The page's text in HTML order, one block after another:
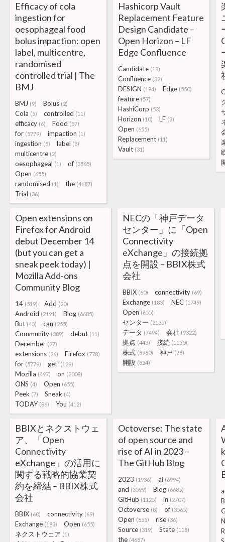
Efficacy of cola
ingestion for
oesophageal food
bolus impaction: open
label, multicentre,
randomised
controlled trial | The
BMJ
BMJ (9) Bolus (2)
Cola (5) controlled (11)
efficacy (6) Food (57)
for (5779) impaction (1)
ingestion (5) label (8)
multicentre (2)
oesophageal (1) of (3565)
Open (655)
randomised (1) the (4687)
Trial (36)
Hashicorp Vault
Replacement Feature
Design Candidate –
Open Horizon – LF
Edge Confluence
Candidate (18)
Confluence (32)
DESIGN (194) Edge (550)
feature (57)
HashiCorp (53)
Horizon (10) LF (3)
Open (655)
Replacement (11)
Vault (31)
Open extensions on
Firefox for Android
debut December 14
(but you can get a
sneak peek today) |
Mozilla Add-ons
Community Blog
14 (519) Add (20)
Android (2191) Blog (6685)
But (43) can (255)
Community (389) debut (11)
December (27)
extensions (26) Firefox (778)
for (5779) get' (129)
Mozilla (497) on (2008)
ONS (4) Open (655)
Peek (7) Sneak (4)
TODAY (86) You (412)
NECの「神戸データ
センター」に「Open
Connectivity
eXchange」の接続拠
点を開設 – BBIX株式
会社
BBIX (60) connectivity (69)
Exchange (183) NEC (1749)
Open (655)
センター (2135)
データ (7494) 会社 (9322)
拠点 (443) 接続 (1130)
株式 (8960) 神戸 (78)
開設 (824)
BBIXとネクストウェ
ア、「Open
Connectivity
eXchange」の活用に
関する戦略的協業契
約を締結 – BBIX株式
会社
BBIX (60) connectivity (69)
Exchange (183) Open (655)
ネクストウェア (1)
Octoverse: The state
of open source and
rise of AI in 2023 –
The GitHub Blog
2023 (1936) ai (6994)
and (3599) Blog (6685)
GitHub (1125) in (2707)
Octoverse (8) of (3565)
Open (655) rise (36)
Source (319) State (118)
the (4687)